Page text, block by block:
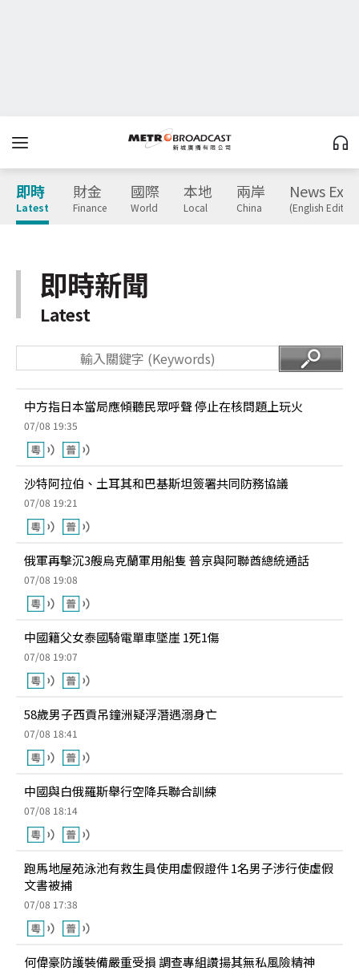
即時
Latest
財金
Finance
國際
World
本地
Local
兩岸
China
News
(English
即時新聞
Latest
中方指日本當局應傾聽民眾呼聲 停止在核問題上玩火
07/08 19:35
沙特阿拉伯、土耳其和巴基斯坦簽署共同防務協議
07/08 19:21
俄軍再擊沉3艘烏克蘭軍用船隻 普京與阿聯酋總統通話
07/08 19:08
中國籍父女泰國騎電單車墜崖 1死1傷
07/08 19:07
58歲男子西貢吊鐘洲疑浮潛遇溺身亡
07/08 18:41
中國與白俄羅斯舉行空降兵聯合訓練
07/08 18:14
跑馬地屋苑泳池有救生員使用虛假證件 1名男子涉行使虛假
文書被捕
07/08 17:38
何偉豪防護裝備嚴重受損 調查專組讚揚其無私風險精神